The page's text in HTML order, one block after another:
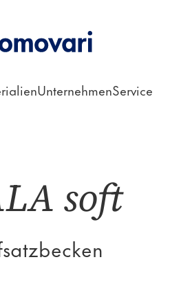
UnternehmenService
soft